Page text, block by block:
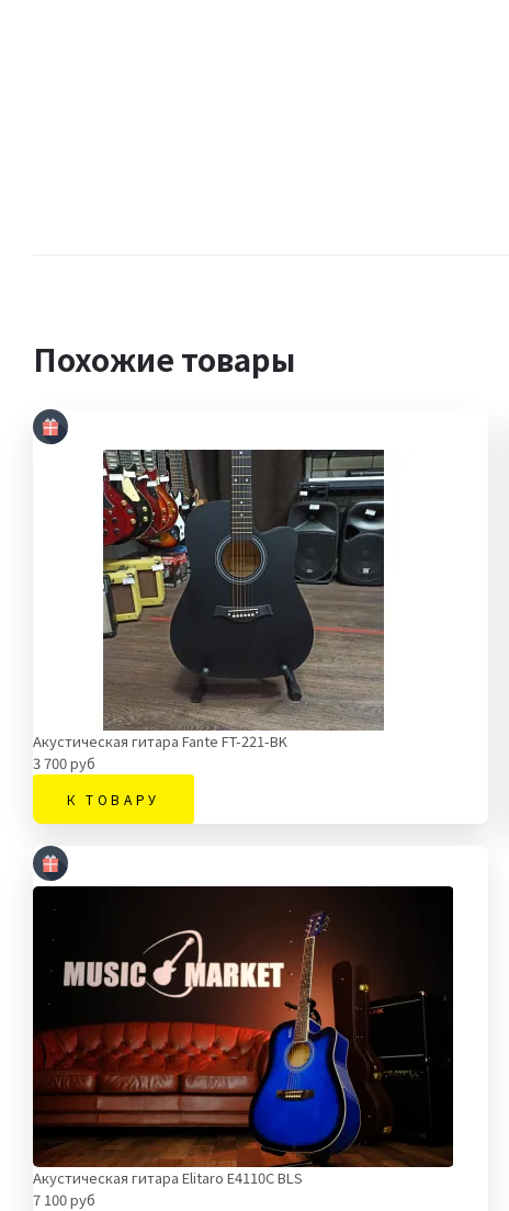
Похожие товары
Акустическая гитара Fante FT-221-BK
3 700 руб
К ТОВАРУ
Акустическая гитара Elitaro E4110C BLS
7 100 руб